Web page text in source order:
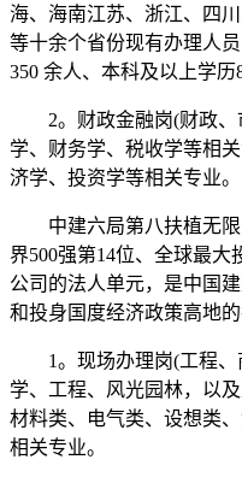
海、海南江苏、浙江、四
等十余个省份现有办理人
350 余人、本科及以上学历
2。财政金融岗(财政、
学、财务学、税收学等相
济学、投资学等相关专业。
中建六局第八扶植无限
界500强第14位、全球最
公司的法人单元，是中国
和投身国度经济政策高地的
1。现场办理岗(工程、
学、工程、风光园林，以
材料类、电气类、设想类
相关专业。